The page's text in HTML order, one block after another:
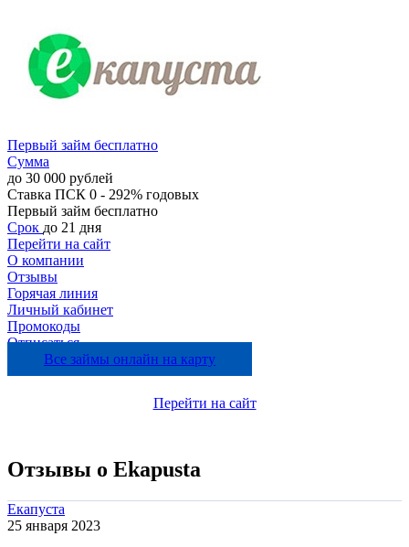
Первый займ бесплатно
Сумма
до 30 000 рублей
Ставка ПСК 0 - 292% годовых
Первый займ бесплатно
Срок до 21 дня
Перейти на сайт
О компании
Отзывы
Горячая линия
Личный кабинет
Промокоды
Отписаться
Все займы онлайн на карту
Перейти на сайт
Отзывы о Ekapusta
Екапуста
25 января 2023